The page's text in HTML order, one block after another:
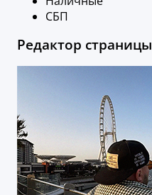
СБП
Редактор страницы